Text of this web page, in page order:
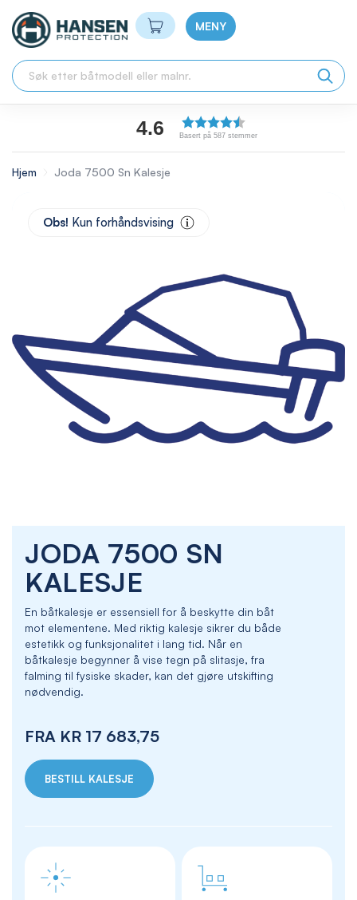
Min handlekurv
MENY
4.6 Basert på 587 stemmer
Hjem Joda 7500 Sn Kalesje
JODA 7500 SN
KALESJE
En båtkalesje er essensiell for å beskytte din båt
mot elementene. Med riktig kalesje sikrer du både
estetikk og funksjonalitet i lang tid. Når en
båtkalesje begynner å vise tegn på slitasje, fra
falming til fysiske skader, kan det gjøre utskifting
nødvendig.
FRA KR 17 683,75
BESTILL KALESJE
Obs! Kun forhåndsvising
the
beginning
the
images
gallery